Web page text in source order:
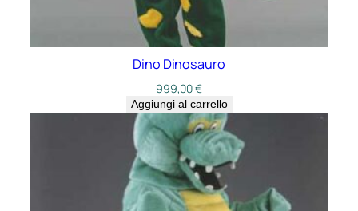
Dino Dinosauro
999,00€
Aggiungi al carrello